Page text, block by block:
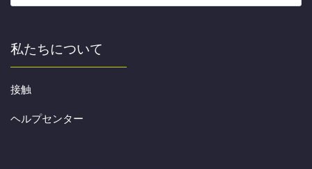
私たちについて
接触
ヘルプセンター